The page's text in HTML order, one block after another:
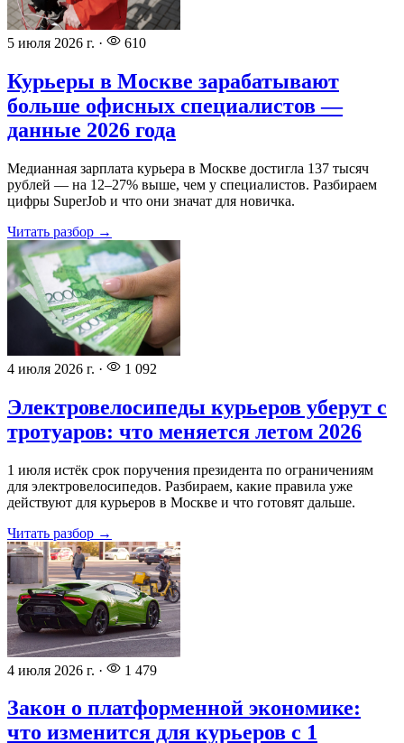
5 июля 2026 г. · 610
Курьеры в Москве зарабатывают
больше офисных специалистов —
данные 2026 года
Медианная зарплата курьера в Москве достигла 137 тысяч
рублей — на 12–27% выше, чем у специалистов. Разбираем
цифры SuperJob и что они значат для новичка.
Читать разбор →
4 июля 2026 г. · 1 092
Электровелосипеды курьеров уберут с
тротуаров: что меняется летом 2026
1 июля истёк срок поручения президента по ограничениям
для электровелосипедов. Разбираем, какие правила уже
действуют для курьеров в Москве и что готовят дальше.
Читать разбор →
4 июля 2026 г. · 1 479
Закон о платформенной экономике:
что изменится для курьеров с 1